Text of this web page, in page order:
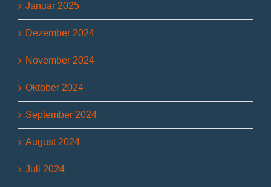
Januar 2025
Dezember 2024
November 2024
Oktober 2024
September 2024
August 2024
Juli 2024